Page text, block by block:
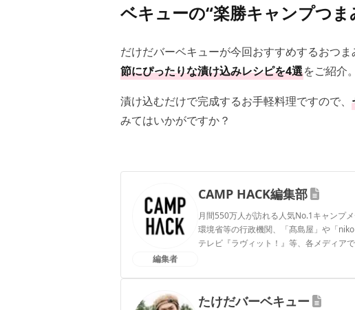
ベキューの“楽勝キャンプつま
だけだバーベキューが今回おすすめするおつ
節にぴったりな漬け込みレシピを4選をご紹介。
漬け込むだけで完成するお手軽料理ですので、
みてはいかがですか？
編集者
CAMP HACK編集部
月間550万人が訪れる人気No.1キャンプ
環境省等の行政機関、「髙島屋」や「
テレビ『ラヴィット！』等、各メディア
たけだバーベキュー